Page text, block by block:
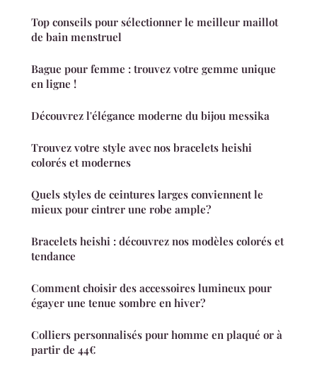
Top conseils pour sélectionner le meilleur maillot
de bain menstruel
Bague pour femme : trouvez votre gemme unique
en ligne !
Découvrez l'élégance moderne du bijou messika
Trouvez votre style avec nos bracelets heishi
colorés et modernes
Quels styles de ceintures larges conviennent le
mieux pour cintrer une robe ample?
Bracelets heishi : découvrez nos modèles colorés et
tendance
Comment choisir des accessoires lumineux pour
égayer une tenue sombre en hiver?
Colliers personnalisés pour homme en plaqué or à
partir de 44€